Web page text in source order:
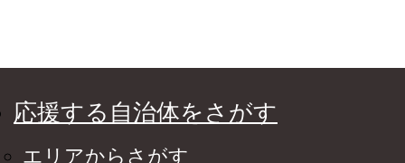
応援する自治体をさがす
エリアからさがす